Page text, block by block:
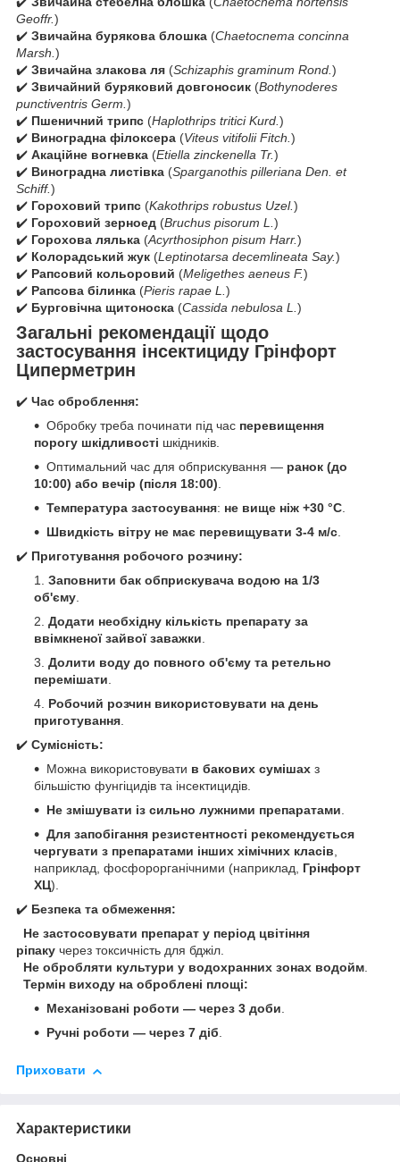
Geoffr.)
✔️ Звичайна бурякова блошка (Chaetocnema concinna
Marsh. )
✔️ Звичайна злакова ля (Schizaphis graminum Rond. )
✔️ Звичайний буряковий довгоносик (Bothynoderes
punctiventris Germ. )
✔️ Пшеничний трипс (Haplothrips tritici Kurd. )
✔️ Виноградна філоксера (Viteus vitifolii Fitch. )
✔️ Акаційне вогневка (Etiella zinckenella Tr.)
✔️ Виноградна листівка (Sparganothis pilleriana Den. et
Schiff.)
✔️ Гороховий трипс (Kakothrips robustus Uzel.)
✔️ Гороховий зерноед (Bruchus pisorum L. )
✔️ Горохова лялька (Acyrthosiphon pisum Harr.)
✔️ Колорадський жук (Leptinotarsa decemlineata Say.)
✔️ Рапсовий кольоровий (Meligethes aeneus F.)
✔️ Рапсова білинка (Pieris rapae L. )
✔️ Бурговічна щитоноска (Cassida nebulosa L. )
Загальні рекомендації щодо
застосування інсектициду Грінфорт
Циперметрин
✔️ Час оброблення:
Обробку треба починати під час перевищення
порогу шкідливості шкідників.
Оптимальний час для обприскування — ранок (до
10:00) або вечір (після 18:00).
Температура застосування: не вище ніж +30 °C.
Швидкість вітру не має перевищувати 3-4 м/с.
✔️ Приготування робочого розчину:
Заповнити бак обприскувача водою на 1/3
об'єму.
Додати необхідну кількість препарату за
ввімкненої зайвої заважки.
Долити воду до повного об'єму та ретельно
перемішати.
Робочий розчин використовувати на день
приготування.
✔️ Сумісність:
Можна використовувати в бакових сумішах з
більшістю фунгіцидів та інсектицидів.
Не змішувати із сильно лужними препаратами.
Для запобігання резистентності рекомендується
чергувати з препаратами інших хімічних класів,
наприклад, фосфорорганічними (наприклад, Грінфорт
ХЦ).
✔️ Безпека та обмеження:
Не застосовувати препарат у період цвітіння
ріпаку через токсичність для бджіл.
Не обробляти культури у водохранних зонах водойм.
Термін виходу на оброблені площі:
Механізовані роботи — через 3 доби.
Ручні роботи — через 7 діб.
Приховати
Характеристики
Основні